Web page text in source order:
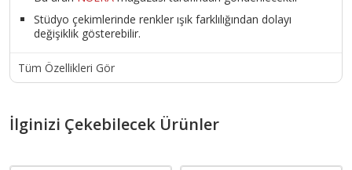
Stüdyo çekimlerinde renkler ışık farklılığından dolayı
değişiklik gösterebilir.
Tüm Özellikleri Gör
İlginizi Çekebilecek Ürünler